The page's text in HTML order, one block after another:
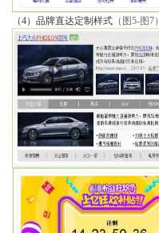
（4）品牌直达定制样式（图5-图7）